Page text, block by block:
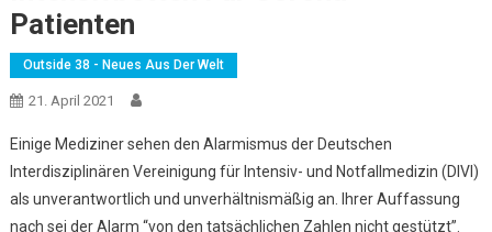
Patienten
Outside 38 - Neues Aus Der Welt
21. April 2021
Einige Mediziner sehen den Alarmismus der Deutschen
Interdisziplinären Vereinigung für Intensiv- und Notfallmedizin (DIVI)
als unverantwortlich und unverhältnismäßig an. Ihrer Auffassung
nach sei der Alarm “von den tatsächlichen Zahlen nicht gestützt”.